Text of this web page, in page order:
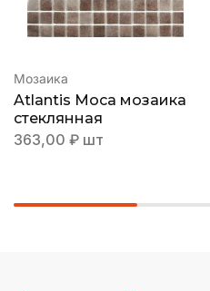
Мозаика
Atlantis Moca мозаика
стеклянная
363,00 ₽ шт